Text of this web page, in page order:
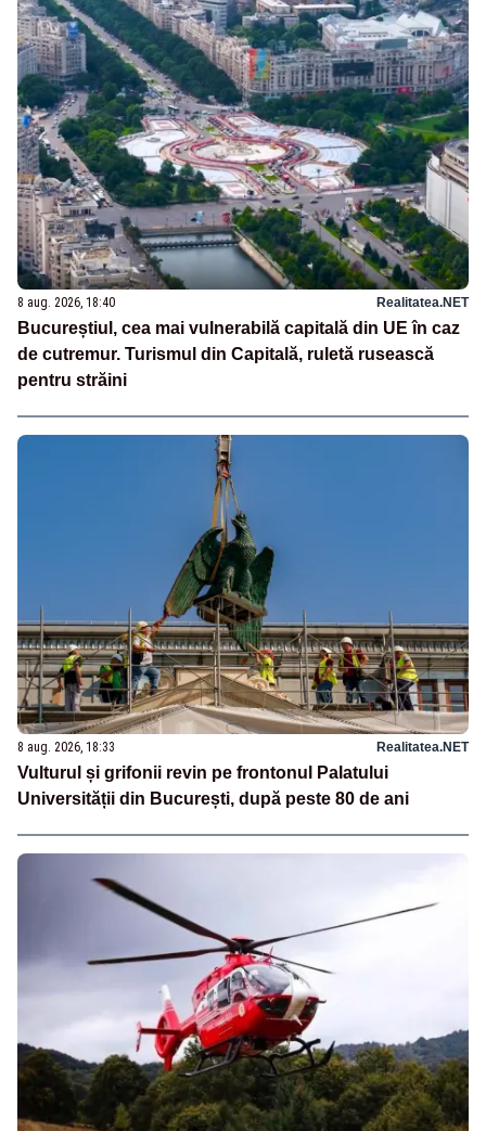
8 aug. 2026, 18:40 Realitatea.NET
Bucureștiul, cea mai vulnerabilă capitală din UE în caz
de cutremur. Turismul din Capitală, ruletă rusească
pentru străini
8 aug. 2026, 18:33 Realitatea.NET
Vulturul și grifonii revin pe frontonul Palatului
Universității din București, după peste 80 de ani